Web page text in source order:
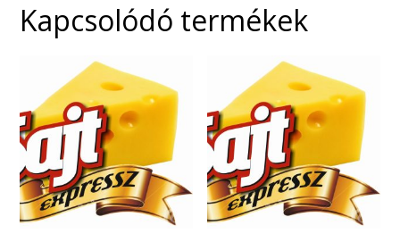
Kapcsolódó termékek